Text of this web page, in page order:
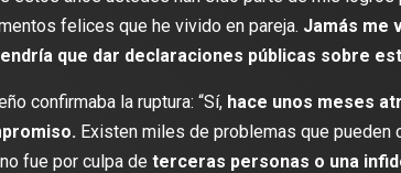
felices que he vivido en pareja. Jamás me
que dar declaraciones públicas sobre
confirmaba la ruptura: “Sí, hace unos meses
Existen miles de problemas que pueden
fue por culpa de terceras personas o una